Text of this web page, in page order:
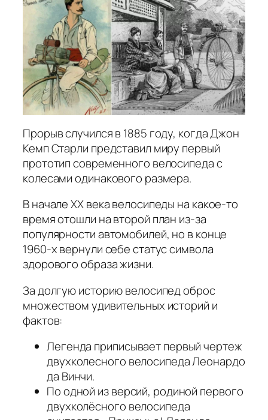
Прорыв случился в 1885 году, когда Джон
Кемп Старли представил миру первый
прототип современного велосипеда с
колесами одинакового размера.
В начале XX века велосипеды на какое-то
время отошли на второй план из‑за
популярности автомобилей, но в конце
1960‑х вернули себе статус символа
здорового образа жизни.
За долгую историю велосипед оброс
множеством удивительных историй и
фактов:
Легенда приписывает первый чертеж
двухколесного велосипеда Леонардо
да Винчи.
По одной из версий, родиной первого
двухколёсного велосипеда